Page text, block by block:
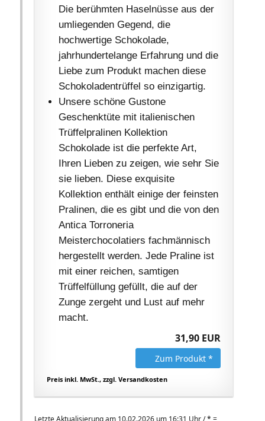
Die berühmten Haselnüsse aus der
umliegenden Gegend, die
hochwertige Schokolade,
jahrhundertelange Erfahrung und die
Liebe zum Produkt machen diese
Schokoladentrüffel so einzigartig.
Unsere schöne Gustone
Geschenktüte mit italienischen
Trüffelpralinen Kollektion
Schokolade ist die perfekte Art,
Ihren Lieben zu zeigen, wie sehr Sie
sie lieben. Diese exquisite
Kollektion enthält einige der feinsten
Pralinen, die es gibt und die von den
Antica Torroneria
Meisterchocolatiers fachmännisch
hergestellt werden. Jede Praline ist
mit einer reichen, samtigen
Trüffelfüllung gefüllt, die auf der
Zunge zergeht und Lust auf mehr
macht.
31,90 EUR
Zum Produkt *
Preis inkl. MwSt., zzgl. Versandkosten